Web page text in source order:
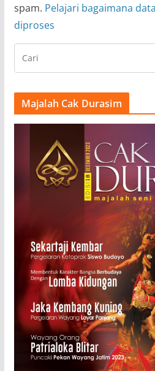
spam. Pelajari bagaimana
diproses
Majalah Cak Durasim